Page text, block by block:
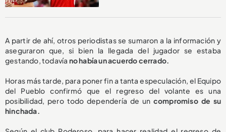
A partir de ahí, otros periodistas se sumaron a la información y
aseguraron que, si bien la llegada del jugador se estaba
gestando, todavía no había un acuerdo cerrado.
Horas más tarde, para poner fin a tanta especulación, el Equipo
del Pueblo confirmó que el regreso del volante es una
posibilidad, pero todo dependería de un compromiso de su
hinchada.